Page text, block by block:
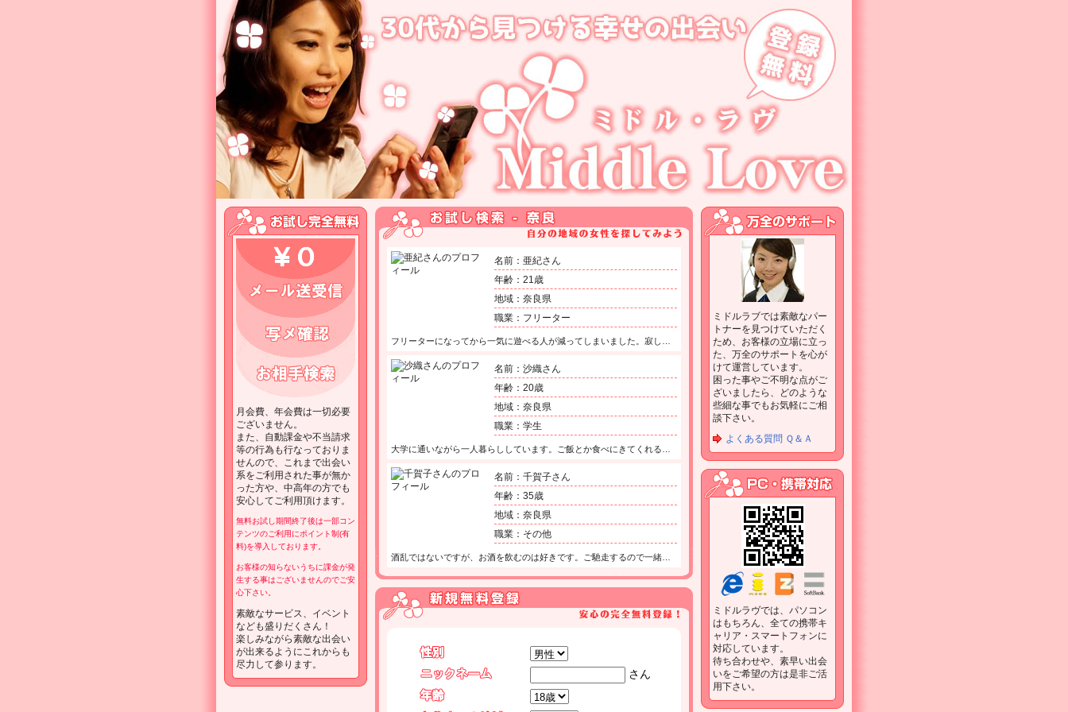
名前：亜紀さん
年齢：21歳
地域：奈良県
職業：フリーター
フリーターになってから一気に遊べる人が減ってしまいました。寂し…
名前：沙織さん
年齢：20歳
地域：奈良県
職業：学生
大学に通いながら一人暮らししています。ご飯とか食べにきてくれる…
名前：千賀子さん
年齢：35歳
地域：奈良県
職業：その他
酒乱ではないですが、お酒を飲むのは好きです。ご馳走するので一緒…
ミドルラブでは素敵なパー
トナーを見つけていただく
ため、お客様の立場に立っ
た、万全のサポートを心が
けて運営しています。
困った事やご不明な点がご
ざいましたら、どのような
些細な事でもお気軽にご相
談下さい。
よくある質問 Ｑ＆Ａ
ミドルラヴでは、パソコン
はもちろん、全ての携帯キ
ャリア・スマートフォンに
対応しています。
待ち合わせや、素早い出会
いをご希望の方は是非ご活
用下さい。
月会費、年会費は一切必要
ございません。
また、自動課金や不当請求
等の行為も行なっておりま
せんので、これまで出会い
系をご利用された事が無か
った方や、中高年の方でも
安心してご利用頂けます。
無料お試し期間終了後は一部コン
テンツのご利用にポイント制(有
料)を導入しております。
お客様の知らないうちに課金が発
生する事はございませんのでご安
心下さい。
素敵なサービス、イベント
なども盛りだくさん！
楽しみながら素敵な出会い
が出来るようにこれからも
尽力して参ります。